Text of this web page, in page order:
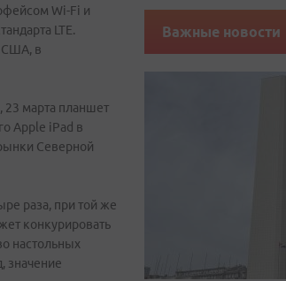
Wi-Fi и
LTE.
США, в
23 марта планшет
Apple iPad в
Северной
раза, при той же
конкурировать
настольных
значение
Важные новости